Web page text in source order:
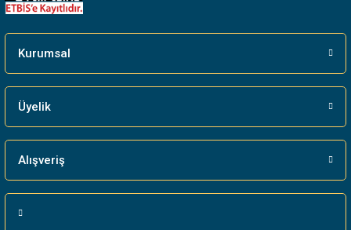
Kurumsal
Üyelik
Alışveriş